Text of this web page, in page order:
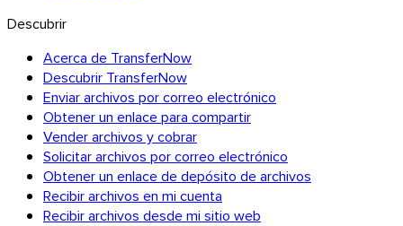
Descubrir
Acerca de TransferNow
Descubrir TransferNow
Enviar archivos por correo electrónico
Obtener un enlace para compartir
Vender archivos y cobrar
Solicitar archivos por correo electrónico
Obtener un enlace de depósito de archivos
Recibir archivos en mi cuenta
Recibir archivos desde mi sitio web